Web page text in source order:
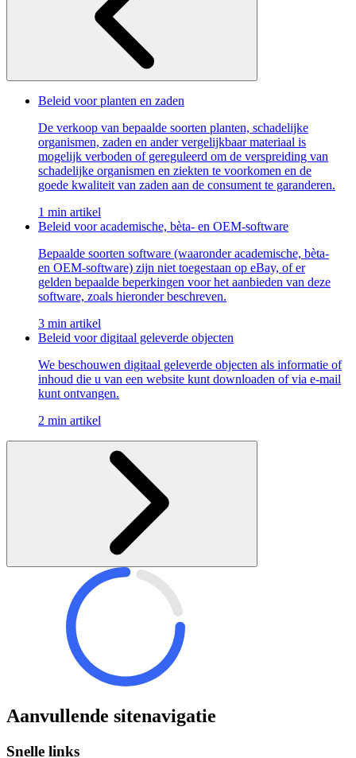
Beleid voor planten en zaden
De verkoop van bepaalde soorten planten, schadelijke
organismen, zaden en ander vergelijkbaar materiaal is
mogelijk verboden of gereguleerd om de verspreiding van
schadelijke organismen en ziekten te voorkomen en de
goede kwaliteit van zaden aan de consument te garanderen.
1 min artikel
Beleid voor academische, bèta- en OEM-software
Bepaalde soorten software (waaronder academische, bèta-
en OEM-software) zijn niet toegestaan op eBay, of er
gelden bepaalde beperkingen voor het aanbieden van deze
software, zoals hieronder beschreven.
3 min artikel
Beleid voor digitaal geleverde objecten
We beschouwen digitaal geleverde objecten als informatie of
inhoud die u van een website kunt downloaden of via e-mail
kunt ontvangen.
2 min artikel
Aanvullende sitenavigatie
Snelle links